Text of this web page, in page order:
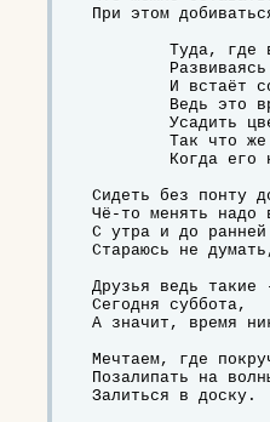
При этом
Сидеть без понту
Чё-то менять надо
С утра и до
Стараюсь не
Друзья ведь
Сегодня суббота,
А значит, время
Мечтаем, где
Позалипать на
Залиться в доску.